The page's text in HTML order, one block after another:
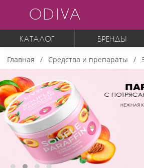
ODIVA
КАТАЛОГ БРЕНДЫ
Главная Средства и препараты